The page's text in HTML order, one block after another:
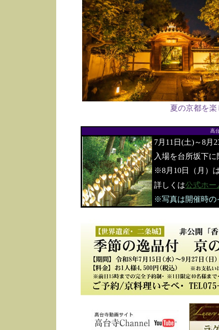
夏の京都を
高
7月11日(土)～8月
入場を台所坂下
※8月10日（月）
詳しくは公式ホー
※写真は開催時の